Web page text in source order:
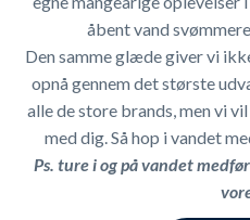
åbent vand
Den samme glæde giver vi
opnå gennem det største
alle de store brands, men vi
med dig. Så hop i vandet
Ps. ture i og på vandet